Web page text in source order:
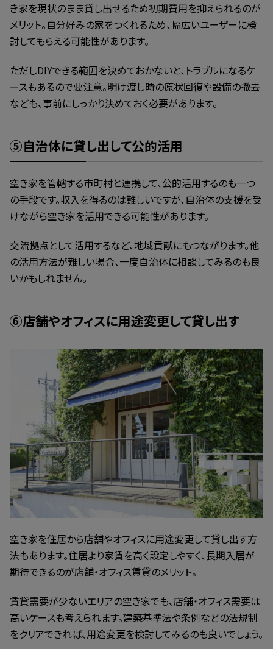
き家を現状のまま貸し出せるため初期費用を抑えられるのが
メリット。自分好みの家をつくれるため、幅広いユーザーに検
討してもらえる可能性があります。
ただしDIYできる範囲を決めておかないと、トラブルになるケ
ースもあるので要注意。明け渡し時の原状回復や設備の撤去
なども、事前にしっかり決めておく必要があります。
⑤自治体に貸し出して公的活用
空き家を管轄する市町村と連携して、公的活用するのも一つ
の手段です。収入を得るのは難しいですが、自治体の支援を受
けながら空き家を活用できる可能性があります。
交流拠点として活用するなど、地域貢献にもつながります。他
の活用方法が難しい場合、一度自治体に相談してみるのも良
いかもしれません。
⑥店舗やオフィスに用途変更して貸し出す
空き家を住居から店舗やオフィスに用途変更して貸し出す方
法もあります。住居より家賃を高く設定しやすく、長期入居が
期待できるのが店舗・オフィス賃貸のメリット。
賃貸需要が少ないエリアの空き家でも、店舗・オフィス需要は
高いケースも考えられます。建築基準法や条例などの法規制
をクリアできれば、用途変更を検討してみるのも良いでしょう。